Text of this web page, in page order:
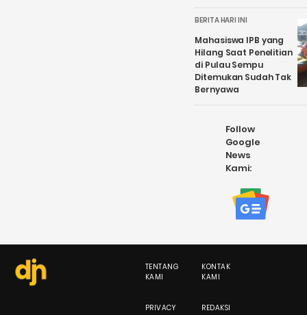
BERITA HARI INI
Mahasiswa IPB yang
Hilang Saat Penelitian
di Pulau Sempu
Ditemukan Sudah Tak
Bernyawa
Follow
Google
News
Kami:
TENTANG
KAMI
KONTAK
KAMI
PRIVACY
REDAKSI